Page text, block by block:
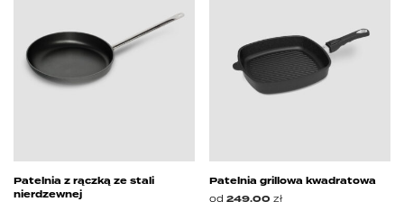
Patelnia z rączką ze stali
nierdzewnej
Patelnia grillowa kwadratowa
od 249.00 zł